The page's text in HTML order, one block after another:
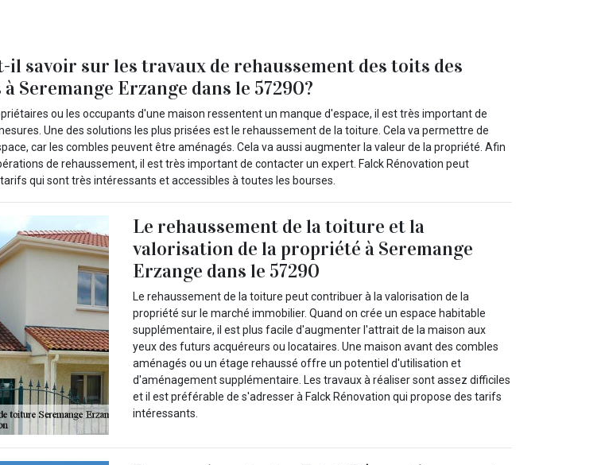
il savoir sur les travaux de rehaussement des toits des
Seremange Erzange dans le 57290?
ou les occupants d'une maison ressentent un manque d'espace, il est très important de
Une des solutions les plus prisées est le rehaussement de la toiture. Cela va permettre de
car les combles peuvent être aménagés. Cela va aussi augmenter la valeur de la propriété. Afin
de rehaussement, il est très important de contacter un expert. Falck Rénovation peut
qui sont très intéressants et accessibles à toutes les bourses.
Le rehaussement de la toiture et la
valorisation de la propriété à Seremange
Erzange dans le 57290
Le rehaussement de la toiture peut contribuer à la valorisation de la
propriété sur le marché immobilier. Quand on crée un espace habitable
supplémentaire, il est plus facile d'augmenter l'attrait de la maison aux
yeux des futurs acquéreurs ou locataires. Une maison avant des combles
aménagés ou un étage rehaussé offre un potentiel d'utilisation et
d'aménagement supplémentaire. Les travaux à réaliser sont assez difficiles
et il est préférable de s'adresser à Falck Rénovation qui propose des tarifs
intéressants.